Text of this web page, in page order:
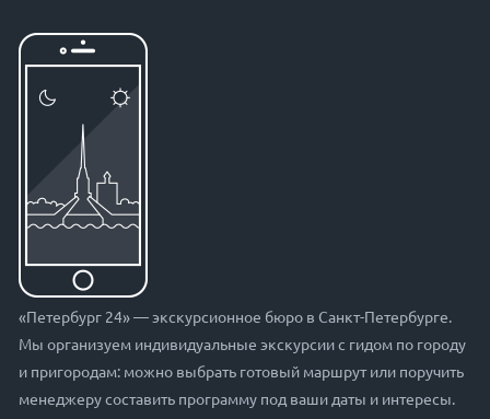
«Петербург 24» — экскурсионное бюро в Санкт-Петербурге.
Мы организуем индивидуальные экскурсии с гидом по городу
и пригородам: можно выбрать готовый маршрут или поручить
менеджеру составить программу под ваши даты и интересы.